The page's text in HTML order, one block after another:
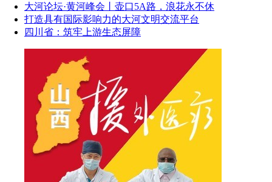
大河论坛·黄河峰会丨壶口5A路，浪花永不休
打造具有国际影响力的大河文明交流平台
四川省：筑牢上游生态屏障